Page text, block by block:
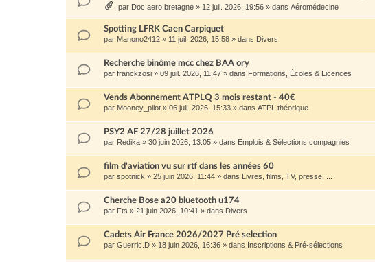
par Doc aero bretagne » 12 juil. 2026, 19:56 » dans Aéromédecine
Spotting LFRK Caen Carpiquet
par Manono2412 » 11 juil. 2026, 15:58 » dans Divers
Recherche binôme mcc chez BAA ory
par franckzosi » 09 juil. 2026, 11:47 » dans Formations, Écoles & Licences
Vends Abonnement ATPLQ 3 mois restant - 40€
par Mooney_pilot » 06 juil. 2026, 15:33 » dans ATPL théorique
PSY2 AF 27/28 juillet 2026
par Redika » 30 juin 2026, 13:05 » dans Emplois & Sélections compagnies
film d'aviation vu sur rtf dans les années 60
par spotnick » 25 juin 2026, 11:44 » dans Livres, films, TV, presse, ...
Cherche Bose a20 bluetooth u174
par Fts » 21 juin 2026, 10:41 » dans Divers
Cadets Air France 2026/2027 Pré selection
par Guerric.D » 18 juin 2026, 16:36 » dans Inscriptions & Pré-sélections